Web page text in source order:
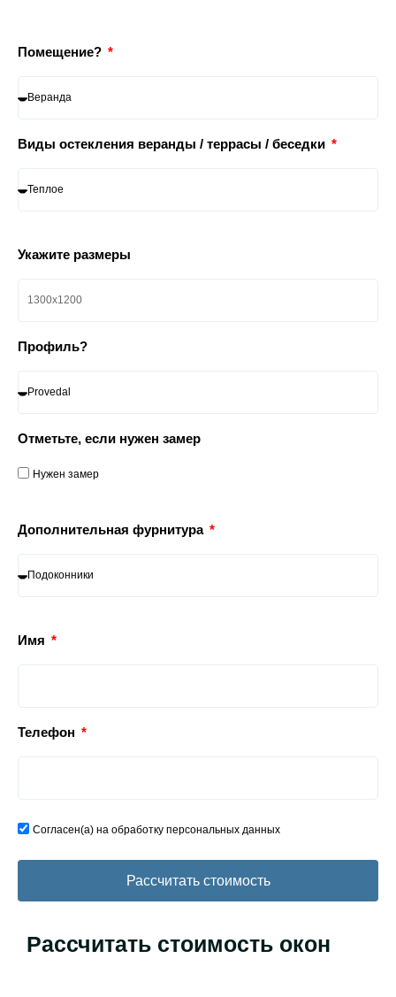
Помещение?
Виды остекления веранды / террасы / беседки
Укажите размеры
Профиль?
Отметьте, если нужен замер
Нужен замер
Дополнительная фурнитура
Имя
Телефон
Согласен(а) на обработку персональных данных
Рассчитать стоимость
Рассчитать стоимость окон